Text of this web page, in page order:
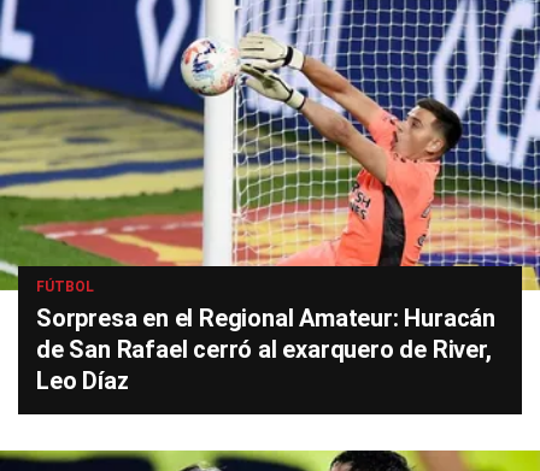
FÚTBOL
Sorpresa en el Regional Amateur: Huracán
de San Rafael cerró al exarquero de River,
Leo Díaz